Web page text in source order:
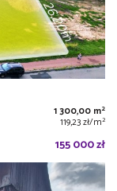
1 300,00 m2
119,23 zł/m2
155 000 zł